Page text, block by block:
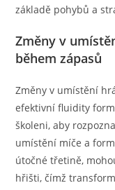
základě pohybů a
Změny v
během zápasů
Změny v umístění
efektivní fluidity
školeni, aby
umístění míče a
útočné třetině,
hřišti, čímž